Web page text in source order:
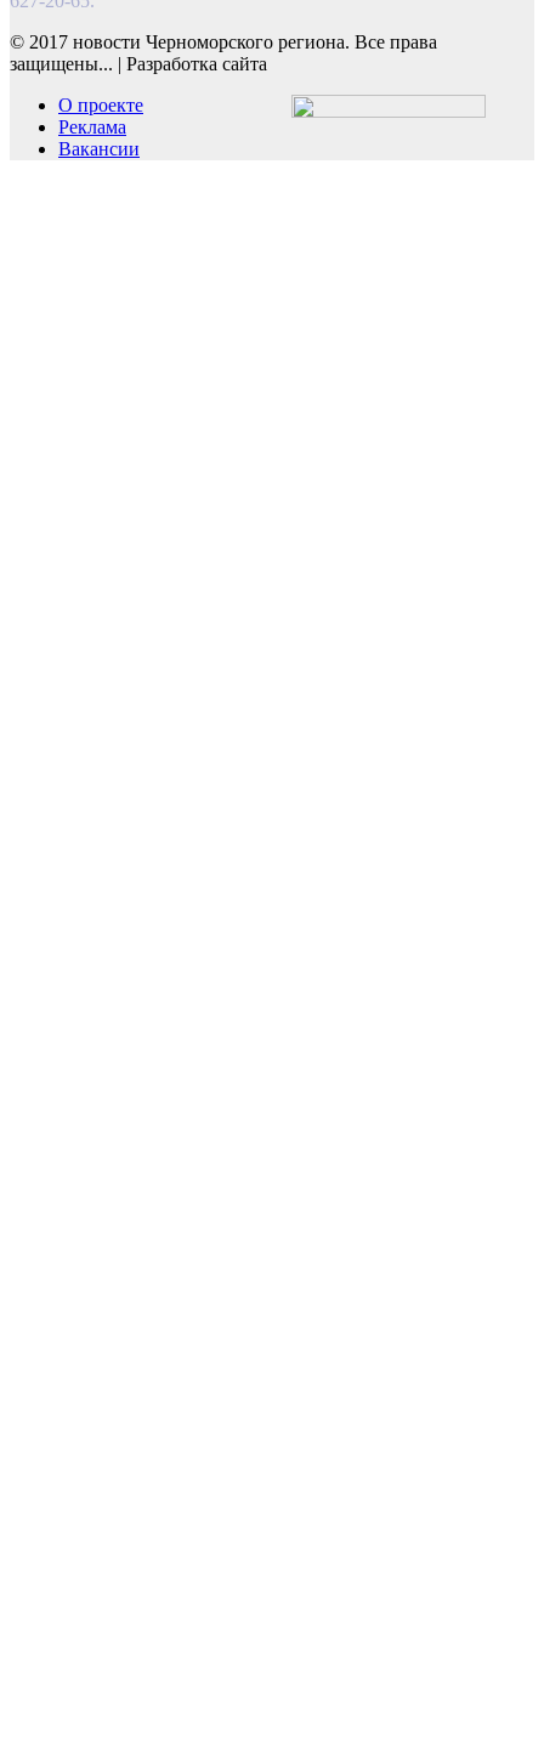
© 2017 новости Черноморского региона. Все права
защищены... | Разработка сайта
О проекте
Реклама
Вакансии